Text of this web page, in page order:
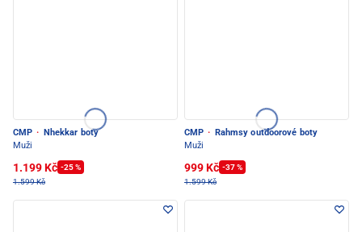
CMP ·
Nhekkar boty
Muži
1.199 Kč -25 %
1.599 Kč
CMP ·
Rahmsy outdoorové boty
Muži
999 Kč -37 %
1.599 Kč